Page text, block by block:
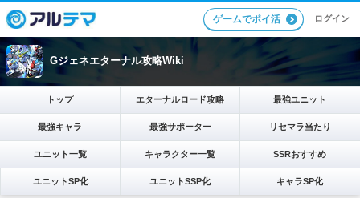
ゲームでポイ活 ログイン
Gジェネエターナル攻略Wiki
トップ エターナルロード攻略 最強ユニット
最強キャラ 最強サポーター リセマラ当たり
ユニット一覧 キャラクター一覧 SSRおすすめ
ユニットSP化 ユニットSSP化 キャラSP化